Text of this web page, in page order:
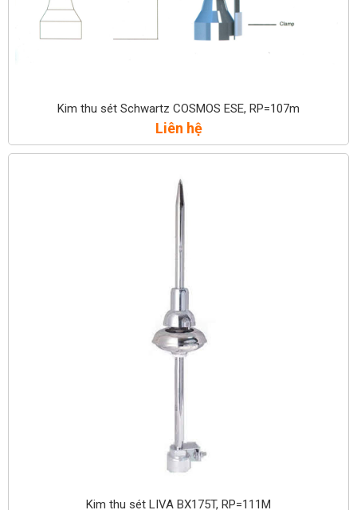
Kim thu sét Schwartz COSMOS ESE, RP=107m
Liên hệ
Kim thu sét LIVA BX175T, RP=111M